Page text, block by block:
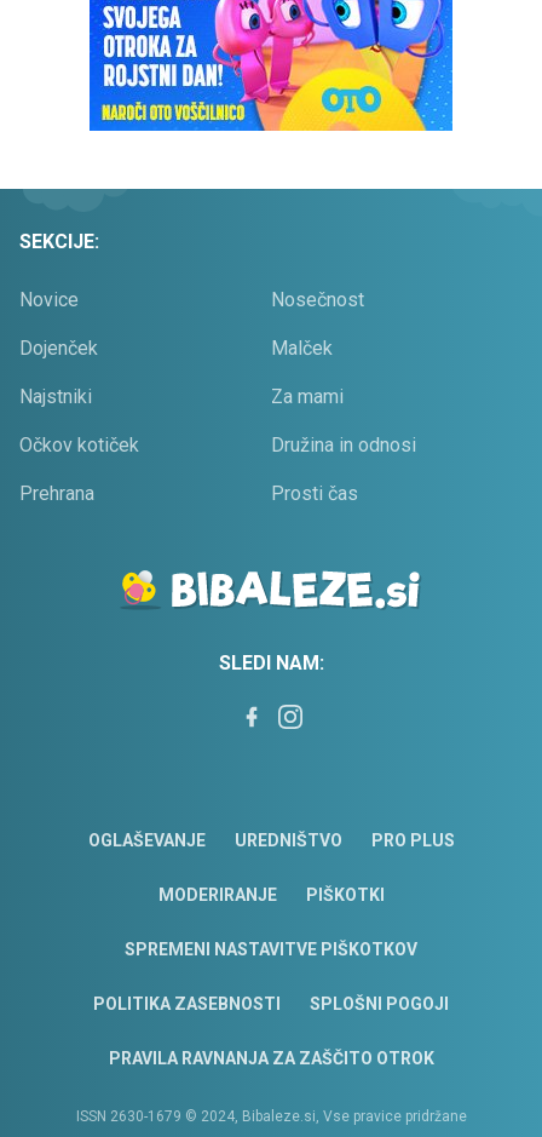
SEKCIJE:
Novice Nosečnost
Dojenček Malček
Najstniki Za mami
Očkov kotiček Družina in odnosi
Prehrana Prosti čas
SLEDI NAM:
OGLAŠEVANJE UREDNIŠTVO PRO PLUS
MODERIRANJE PIŠKOTKI
SPREMENI NASTAVITVE PIŠKOTKOV
POLITIKA ZASEBNOSTI SPLOŠNI POGOJI
PRAVILA RAVNANJA ZA ZAŠČITO OTROK
ISSN 2630-1679 © 2024, Bibaleze.si, Vse pravice pridržane